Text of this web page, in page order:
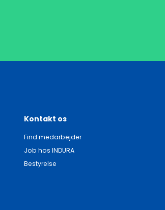
Kontakt os
Find medarbejder
Job hos INDURA
Bestyrelse